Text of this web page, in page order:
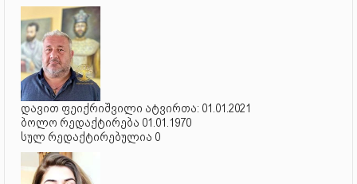
დავით ფეიქრიშვილი ატვირთა: 01.01.2021
ბოლო რედაქტირება 01.01.1970
სულ რედაქტირებულია 0